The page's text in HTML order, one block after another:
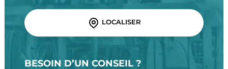
LOCALISER
BESOIN D’UN CONSEIL ?